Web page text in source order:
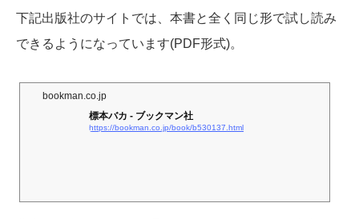
下記出版社のサイトでは、本書と全く同じ形で試し読み
できるようになっています(PDF形式)。
bookman.co.jp
標本バカ - ブックマン社
https://bookman.co.jp/book/b530137.html